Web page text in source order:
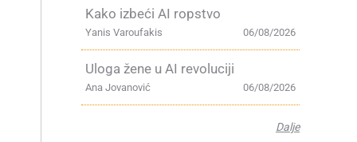
Kako izbeći AI ropstvo
06/08/2026
Yanis Varoufakis
Uloga žene u AI revoluciji
06/08/2026
Ana Jovanović
Dalje